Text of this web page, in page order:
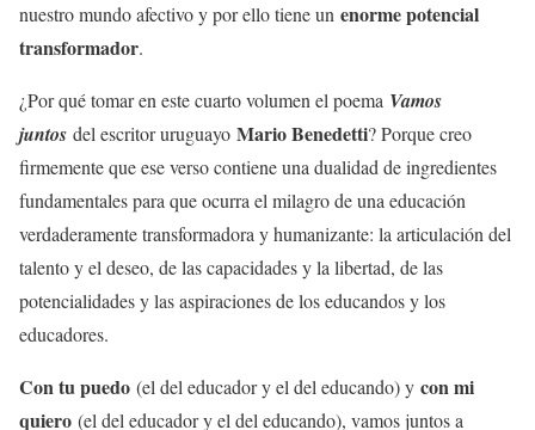
nuestro mundo afectivo y por ello tiene un enorme potencial
transformador.
¿Por qué tomar en este cuarto volumen el poema Vamos
juntos del escritor uruguayo Mario Benedetti? Porque creo
firmemente que ese verso contiene una dualidad de ingredientes
fundamentales para que ocurra el milagro de una educación
verdaderamente transformadora y humanizante: la articulación del
talento y el deseo, de las capacidades y la libertad, de las
potencialidades y las aspiraciones de los educandos y los
educadores.
Con tu puedo (el del educador y el del educando) y con mi
quiero (el del educador y el del educando), vamos juntos a